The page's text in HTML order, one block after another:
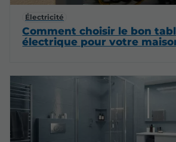
Électricité
Comment choisir le bon
électrique pour votre